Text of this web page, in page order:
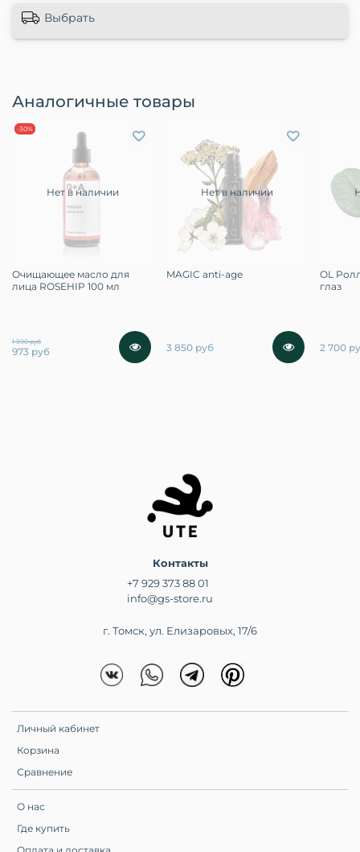
Выбрать
Аналогичные товары
Нет в наличии
-30%
Очищающее масло для
лица ROSEHIP 100 мл
1 390 руб
973 руб
Нет в наличии
MAGIC anti-age
3 850 руб
OL
глаз
2 700
Личный кабинет
Корзина
Сравнение
О нас
Где купить
Контакты
+7 929 373 88 01
info@gs-store.ru
г. Томск, ул. Елизаровых, 17/6